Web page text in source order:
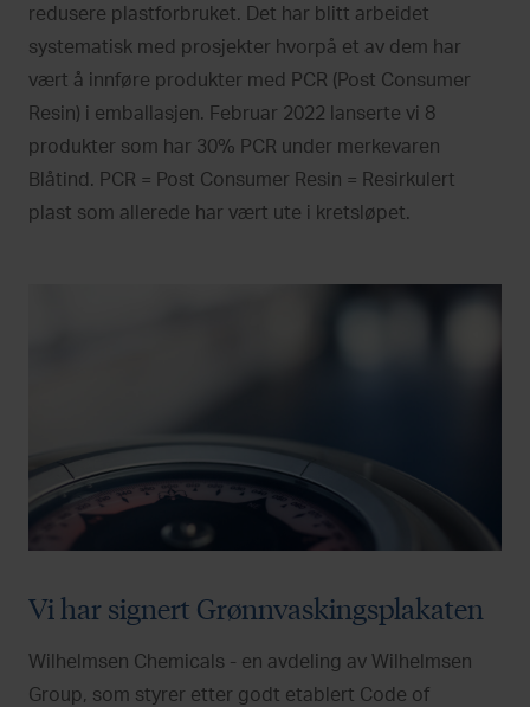
redusere plastforbruket. Det har blitt arbeidet
systematisk med prosjekter hvorpå et av dem har
vært å innføre produkter med PCR (Post Consumer
Resin) i emballasjen. Februar 2022 lanserte vi 8
produkter som har 30% PCR under merkevaren
Blåtind. PCR = Post Consumer Resin = Resirkulert
plast som allerede har vært ute i kretsløpet.
Vi har signert Grønnvaskingsplakaten
Wilhelmsen Chemicals - en avdeling av Wilhelmsen
Group, som styrer etter godt etablert Code of